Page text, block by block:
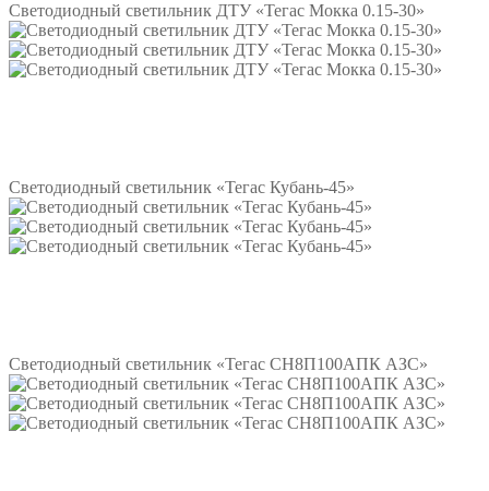
Светодиодный светильник ДТУ «Тегас Мокка 0.15-30»
Светодиодный светильник «Тегас Кубань-45»
Светодиодный светильник «Тегас СН8П100АПК АЗС»